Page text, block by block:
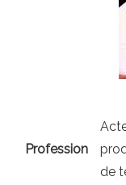
Profession
de